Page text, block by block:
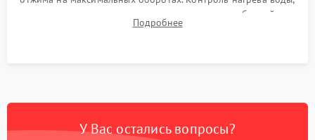
корректности слива, отсутствия излишних вибраций,
посторонних стуков и протечек под корпусом.
Подробнее
У Вас остались вопросы?